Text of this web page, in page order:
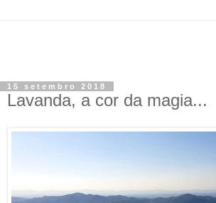
15 setembro 2018
Lavanda, a cor da magia...